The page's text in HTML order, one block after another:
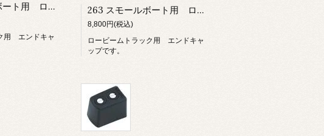
446 スモールボート用 ロービームトラック エンドキャップ
用 エンドキャ
263 スモールボート用 ロービームトラック エンドキャップ
8,800円(税込)
ロービームトラック用 エンドキャ
ップです。